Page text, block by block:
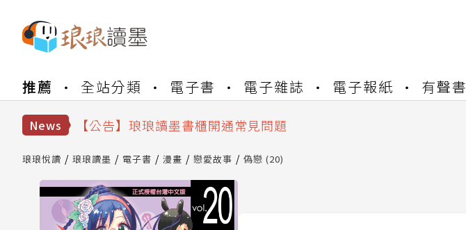
推薦 全站分類 電子書 電子雜誌 電子報紙 有聲書
News
【公告】琅琅讀墨數位閱讀資產合併與書櫃開通申請
【公告】琅琅讀墨 3 分鐘完成書櫃開通與資產合併申請圖文教學
【公告】琅琅讀墨數位閱讀資產合併與書櫃開通申請
琅琅悅讀 琅琅讀墨 電子書 漫畫 戀愛故事 偽戀 (20)